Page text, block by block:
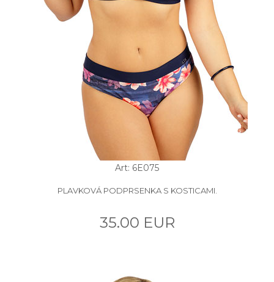
Art: 6E075
PLAVKOVÁ PODPRSENKA S KOSTICAMI.
35.00 EUR